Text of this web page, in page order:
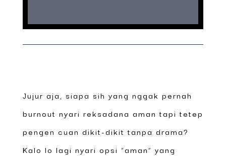
Jujur aja, siapa sih yang nggak pernah
burnout nyari reksadana aman tapi tetep
pengen cuan dikit-dikit tanpa drama?
Kalo lo lagi nyari opsi “aman” yang